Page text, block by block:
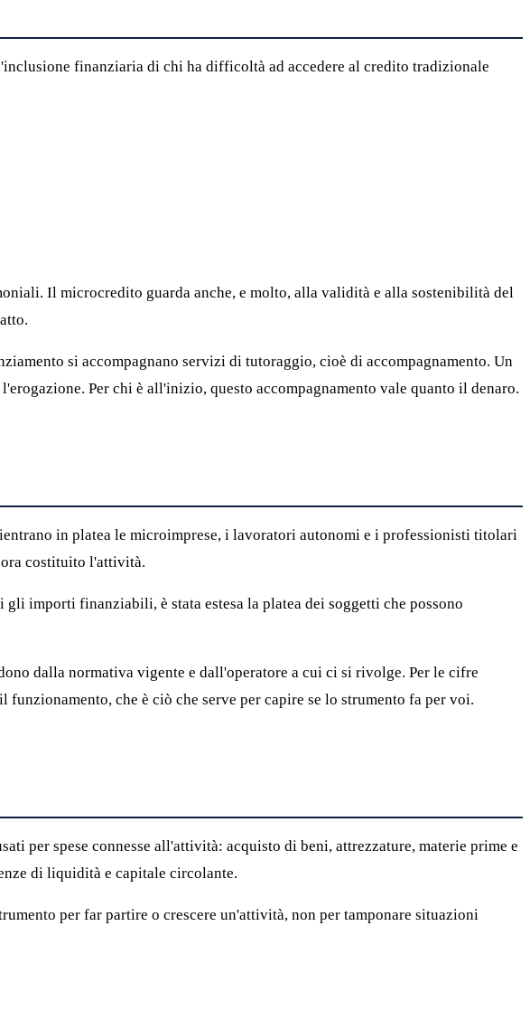
finanziaria di chi ha difficoltà ad accedere al credito tradizionale
Il microcredito guarda anche, e molto, alla validità e alla sostenibilità del
si accompagnano servizi di tutoraggio, cioè di accompagnamento. Un
Per chi è all'inizio, questo accompagnamento vale quanto il denaro.
in platea le microimprese, i lavoratori autonomi e i professionisti titolari
costituito l'attività.
importi finanziabili, è stata estesa la platea dei soggetti che possono
dalla normativa vigente e dall'operatore a cui ci si rivolge. Per le cifre
che è ciò che serve per capire se lo strumento fa per voi.
per spese connesse all'attività: acquisto di beni, attrezzature, materie prime e
di liquidità e capitale circolante.
per far partire o crescere un'attività, non per tamponare situazioni